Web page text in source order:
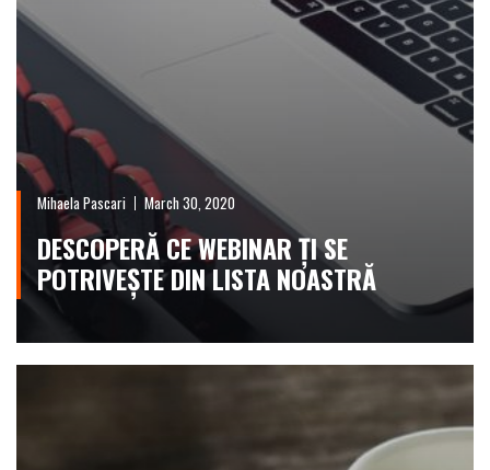
Mihaela Pascari March 30, 2020
DESCOPERĂ CE WEBINAR ȚI SE
POTRIVEȘTE DIN LISTA NOASTRĂ